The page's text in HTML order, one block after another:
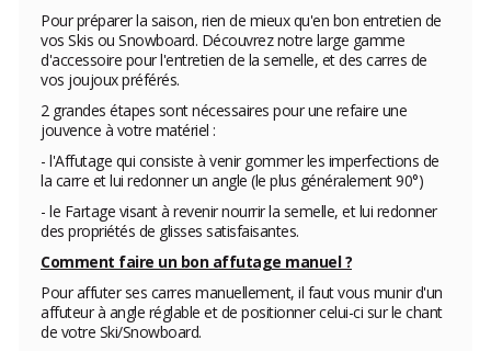
Pour préparer la saison, rien de mieux qu'en bon entretien de
vos Skis ou Snowboard. Découvrez notre large gamme
d'accessoire pour l'entretien de la semelle, et des carres de
vos joujoux préférés.
2 grandes étapes sont nécessaires pour une refaire une
jouvence à votre matériel :
- l'Affutage qui consiste à venir gommer les imperfections de
la carre et lui redonner un angle (le plus généralement 90°)
- le Fartage visant à revenir nourrir la semelle, et lui redonner
des propriétés de glisses satisfaisantes.
Comment faire un bon affutage manuel ?
Pour affuter ses carres manuellement, il faut vous munir d'un
affuteur à angle réglable et de positionner celui-ci sur le chant
de votre Ski/Snowboard.